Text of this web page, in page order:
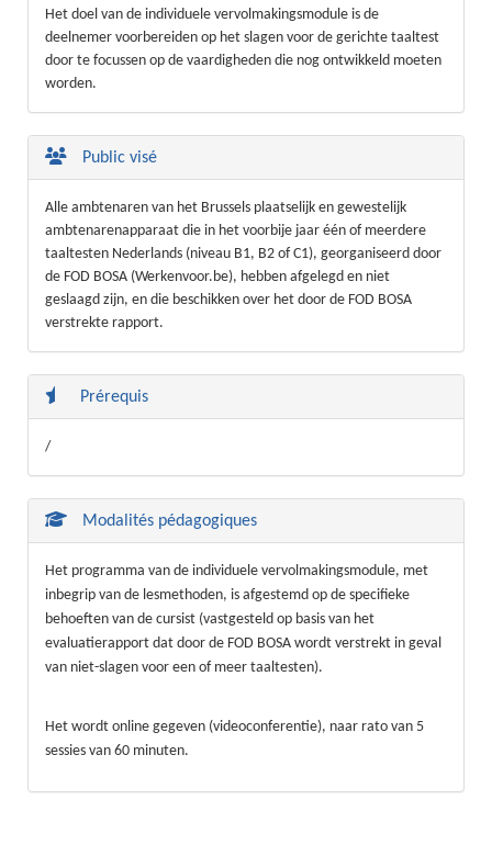
Het doel van de individuele vervolmakingsmodule is de
deelnemer voorbereiden op het slagen voor de gerichte taaltest
door te focussen op de vaardigheden die nog ontwikkeld moeten
worden.
Public visé
Alle ambtenaren van het Brussels plaatselijk en gewestelijk
ambtenarenapparaat die in het voorbije jaar één of meerdere
taaltesten Nederlands (niveau B1, B2 of C1), georganiseerd door
de FOD BOSA (Werkenvoor.be), hebben afgelegd en niet
geslaagd zijn, en die beschikken over het door de FOD BOSA
verstrekte rapport.
Prérequis
/
Modalités pédagogiques
Het programma van de individuele vervolmakingsmodule, met
inbegrip van de lesmethoden, is afgestemd op de specifieke
behoeften van de cursist (vastgesteld op basis van het
evaluatierapport dat door de FOD BOSA wordt verstrekt in geval
van niet-slagen voor een of meer taaltesten).
Het wordt online gegeven (videoconferentie), naar rato van 5
sessies van 60 minuten.